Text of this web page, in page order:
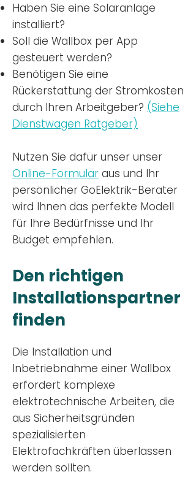
Haben Sie eine Solaranlage
installiert?
Soll die Wallbox per App
gesteuert werden?
Benötigen Sie eine
Rückerstattung der Stromkosten
durch Ihren Arbeitgeber? (Siehe
Dienstwagen Ratgeber)
Nutzen Sie dafür unser unser
Online-Formular aus und Ihr
persönlicher GoElektrik-Berater
wird Ihnen das perfekte Modell
für Ihre Bedürfnisse und Ihr
Budget empfehlen.
Den richtigen
Installationspartner
finden
Die Installation und
Inbetriebnahme einer Wallbox
erfordert komplexe
elektrotechnische Arbeiten, die
aus Sicherheitsgründen
spezialisierten
Elektrofachkräften überlassen
werden sollten.